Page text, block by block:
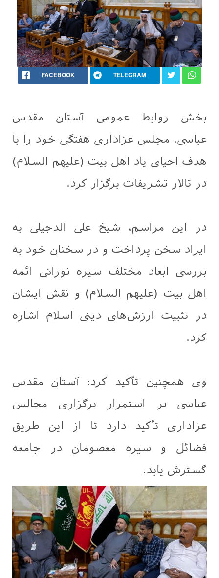
FACEBOOK TELEGRAM
بخش روابط عمومی آستان مقدس
عباسی، مجلس عزاداری هفتگی خود را با
هدف احیای یاد اهل ‌بیت (علیهم السلام)
در تالار تشریفات برگزار کرد.
در این مراسم، شیخ علی الدجیلی به
ایراد سخن پرداخت و در سخنان خود به
بررسی ابعاد مختلف سیره نورانی ائمه
اهل ‌بیت (علیهم السلام) و نقش ایشان
در تثبیت ارزش‌های دینی اسلام اشاره
کرد.
وی همچنین تأکید کرد: آستان مقدس
عباسی بر استمرار برگزاری مجالس
عزاداری تأکید دارد تا از این طریق
فضائل و سیره معصومان در جامعه
گسترش یابد.